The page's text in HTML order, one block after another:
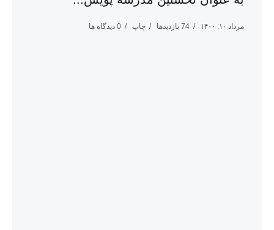
مرداد ۱۰, ۱۴۰۰ 74 بازدیدها چاپ 0 دیدگاه ها